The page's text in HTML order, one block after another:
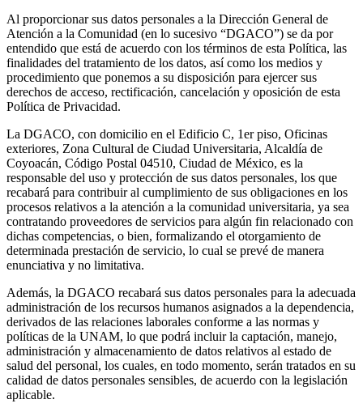
Al proporcionar sus datos personales a la Dirección General de
Atención a la Comunidad (en lo sucesivo “DGACO”) se da por
entendido que está de acuerdo con los términos de esta Política, las
finalidades del tratamiento de los datos, así como los medios y
procedimiento que ponemos a su disposición para ejercer sus
derechos de acceso, rectificación, cancelación y oposición de esta
Política de Privacidad.
La DGACO, con domicilio en el Edificio C, 1er piso, Oficinas
exteriores, Zona Cultural de Ciudad Universitaria, Alcaldía de
Coyoacán, Código Postal 04510, Ciudad de México, es la
responsable del uso y protección de sus datos personales, los que
recabará para contribuir al cumplimiento de sus obligaciones en los
procesos relativos a la atención a la comunidad universitaria, ya sea
contratando proveedores de servicios para algún fin relacionado con
dichas competencias, o bien, formalizando el otorgamiento de
determinada prestación de servicio, lo cual se prevé de manera
enunciativa y no limitativa.
Además, la DGACO recabará sus datos personales para la adecuada
administración de los recursos humanos asignados a la dependencia,
derivados de las relaciones laborales conforme a las normas y
políticas de la UNAM, lo que podrá incluir la captación, manejo,
administración y almacenamiento de datos relativos al estado de
salud del personal, los cuales, en todo momento, serán tratados en su
calidad de datos personales sensibles, de acuerdo con la legislación
aplicable.